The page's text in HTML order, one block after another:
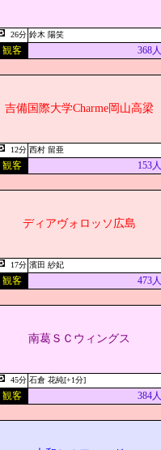
26分 鈴木 陽笑
観客
368人
吉備国際大学Charme岡山高梁
12分 西村 留亜
観客
153人
ディアヴォロッソ広島
17分 濱田 紗妃
観客
473人
南葛ＳＣウィングス
45分 石倉 花純[+1分]
観客
384人